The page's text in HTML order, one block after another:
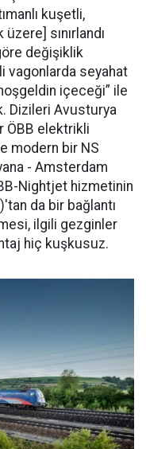
kuşetli,
sınırlandı
değişiklik
vagonlarda seyahat
içeceği” ile
Dizileri Avusturya
ÖBB elektrikli
modern bir NS
- Amsterdam
Nightjet hizmetinin
da bir bağlantı
ilgili gezginler
hiç kuşkusuz.